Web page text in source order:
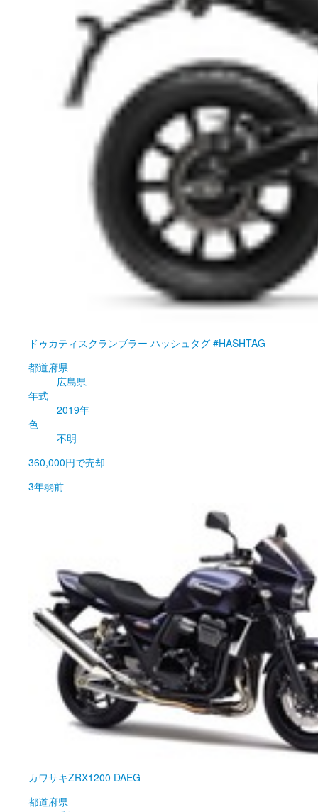
ドゥカティ スクランブラー ハッシュタグ #HASHTAG
都道府県
広島県
年式
2019年
色
不明
360,000円で売却
3年弱前
カワサキZRX1200 DAEG
都道府県